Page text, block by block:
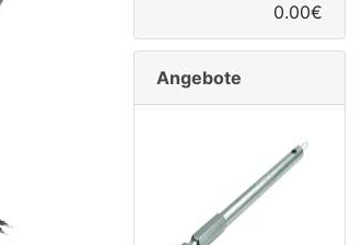
0.00€
Angebote